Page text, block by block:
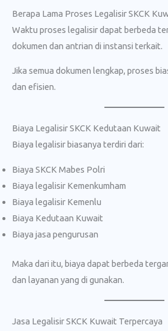
Berapa Lama Proses Legalisir SKCK
Waktu proses legalisir dapat berbeda
dokumen dan antrian di instansi terkait.
Jika semua dokumen lengkap, proses
dan efisien.
Biaya Legalisir SKCK Kedutaan Kuwait
Biaya legalisir biasanya terdiri dari:
Biaya SKCK Mabes Polri
Biaya legalisir Kemenkumham
Biaya legalisir Kemenlu
Biaya Kedutaan Kuwait
Biaya jasa pengurusan
Maka dari itu, biaya dapat berbeda
dan layanan yang di gunakan.
Jasa Legalisir SKCK Kuwait Terpercaya